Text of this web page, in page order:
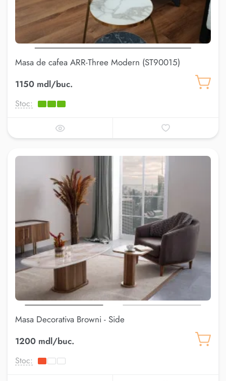
Masa de cafea ARR-Three Modern (ST90015)
1150 mdl/buc.
Stoc:
Masa Decorativa Browni - Side
1200 mdl/buc.
Stoc: